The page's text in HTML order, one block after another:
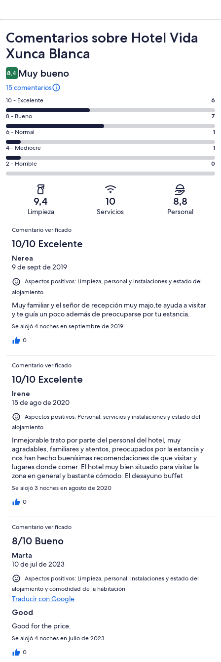
Comentarios
Comentarios sobre Hotel Vida
Xunca Blanca
8,4 Muy bueno
15 comentarios
6
comentarios
de
un
total
de
15
con
puntuación
10 - Excelente 6
7
comentarios
de
un
total
de
puntuación
8 - Bueno 7
1
comentarios
de
un
total
puntuación
Normal
6 - Normal 1
1
comentarios
de
una
puntuación
Mediocre
4 - Mediocre 1
0
comentarios
15
una
puntuación
de
2 - Horrible 0
9,4
Limpieza
10
Servicios
8,8
Personal
Comentarios
Comentario verificado
10/10 Excelente
Nerea
9 de sept de 2019
Aspectos positivos: Limpieza, personal y instalaciones y estado del
alojamiento
Muy familiar y el señor de recepción muy majo,te ayuda a visitar
y te guía un poco además de preocuparse por tu estancia.
Se alojó 4 noches en septiembre de 2019
0
Comentario verificado
10/10 Excelente
Irene
15 de ago de 2020
Aspectos positivos: Personal, servicios y instalaciones y estado del
alojamiento
Inmejorable trato por parte del personal del hotel, muy
agradables, familiares y atentos, preocupados por la estancia y
nos han hecho buenísimas recomendaciones de que visitar y
lugares donde comer. El hotel muy bien situado para visitar la
zona en general y bastante cómodo. El desayuno buffet
también muy bien. Recomendado.
Se alojó 3 noches en agosto de 2020
0
Comentario verificado
8/10 Bueno
Marta
10 de jul de 2023
Aspectos positivos: Limpieza, personal, instalaciones y estado del
alojamiento y comodidad de la habitación
Traducir con Google
Good
Good for the price.
Se alojó 4 noches en julio de 2023
0